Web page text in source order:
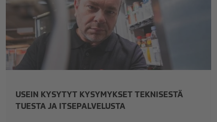
USEIN KYSYTYT KYSYMYKSET TEKNISESTÄ
TUESTA JA ITSEPALVELUSTA